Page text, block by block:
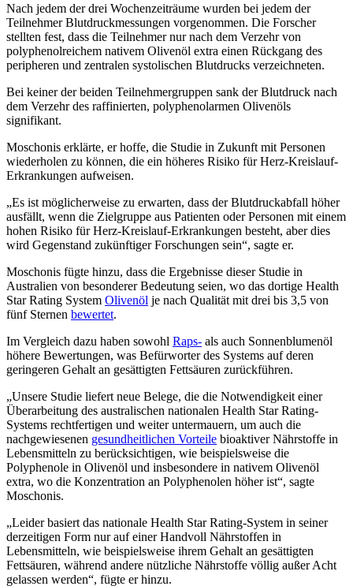
Nach jedem der drei Wochenzeiträume wurden bei jedem der
Teilnehmer Blutdruckmessungen vorgenommen. Die Forscher
stellten fest, dass die Teilnehmer nur nach dem Verzehr von
polyphenolreichem nativem Olivenöl extra einen Rückgang des
peripheren und zentralen systolischen Blutdrucks verzeichneten.
Bei keiner der beiden Teilnehmergruppen sank der Blutdruck nach
dem Verzehr des raffinierten, polyphenolarmen Olivenöls
signifikant.
Moschonis erklärte, er hoffe, die Studie in Zukunft mit Personen
wiederholen zu können, die ein höheres Risiko für Herz-Kreislauf-
Erkrankungen aufweisen.
„Es ist möglicherweise zu erwarten, dass der Blutdruckabfall höher
ausfällt, wenn die Zielgruppe aus Patienten oder Personen mit einem
hohen Risiko für Herz-Kreislauf-Erkrankungen besteht, aber dies
wird Gegenstand zukünftiger Forschungen sein“, sagte er.
Moschonis fügte hinzu, dass die Ergebnisse dieser Studie in
Australien von besonderer Bedeutung seien, wo das dortige Health
Star Rating System Olivenöl je nach Qualität mit drei bis 3,5 von
fünf Sternen bewertet.
Im Vergleich dazu haben sowohl Raps- als auch Sonnenblumenöl
höhere Bewertungen, was Befürworter des Systems auf deren
geringeren Gehalt an gesättigten Fettsäuren zurückführen.
„Unsere Studie liefert neue Belege, die die Notwendigkeit einer
Überarbeitung des australischen nationalen Health Star Rating-
Systems rechtfertigen und weiter untermauern, um auch die
nachgewiesenen gesundheitlichen Vorteile bioaktiver Nährstoffe in
Lebensmitteln zu berücksichtigen, wie beispielsweise die
Polyphenole in Olivenöl und insbesondere in nativem Olivenöl
extra, wo die Konzentration an Polyphenolen höher ist“, sagte
Moschonis.
„Leider basiert das nationale Health Star Rating-System in seiner
derzeitigen Form nur auf einer Handvoll Nährstoffen in
Lebensmitteln, wie beispielsweise ihrem Gehalt an gesättigten
Fettsäuren, während andere nützliche Nährstoffe völlig außer Acht
gelassen werden“, fügte er hinzu.